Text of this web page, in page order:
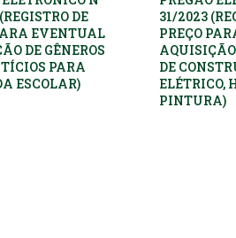
DE
EVENTUAL
DE GÊNEROS
PARA
ESCOLAR)
31/2023
PREÇO
DE
ELÉTRICO,
PINTURA)